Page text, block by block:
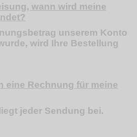
wann wird meine
unserem Konto
wird Ihre Bestellung
eine Rechnung für meine
jeder Sendung bei.